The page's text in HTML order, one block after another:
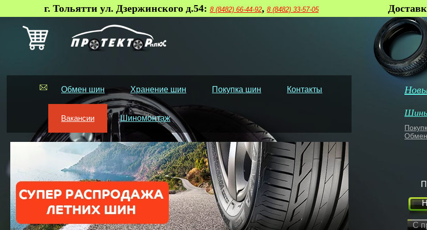
г. Тольятти ул. Дзержинского д.54: 8 (8482) 66-44-92, 8 (8482) 33-57-05
Обмен шин Хранение шин Покупка шин Контакты
Вакансии Шиномонтаж
С